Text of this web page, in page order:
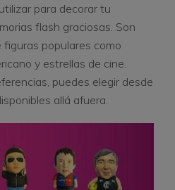
para decorar tu
flash graciosas. Son
populares como
y estrellas de cine.
puedes elegir desde
allá afuera.